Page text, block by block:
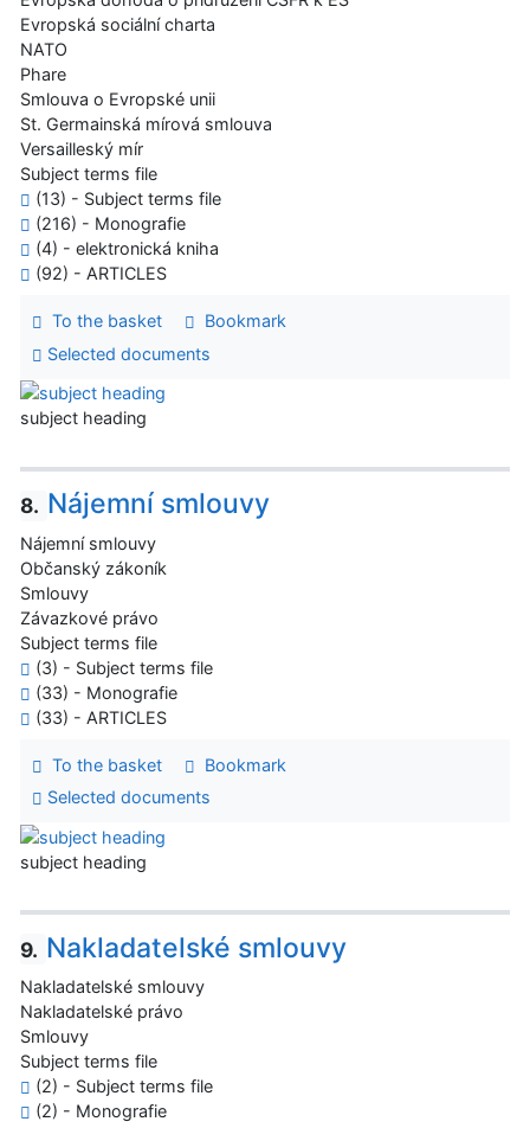
Evropská sociální charta
NATO
Phare
Smlouva o Evropské unii
St. Germainská mírová smlouva
Versailleský mír
Subject terms file
(13) - Subject terms file
(216) - Monografie
(4) - elektronická kniha
(92) - ARTICLES
To the basket
Bookmark
Selected documents
subject heading
8. Nájemní smlouvy
Nájemní smlouvy
Občanský zákoník
Smlouvy
Závazkové právo
Subject terms file
(3) - Subject terms file
(33) - Monografie
(33) - ARTICLES
To the basket
Bookmark
Selected documents
subject heading
9. Nakladatelské smlouvy
Nakladatelské smlouvy
Nakladatelské právo
Smlouvy
Subject terms file
(2) - Subject terms file
(2) - Monografie